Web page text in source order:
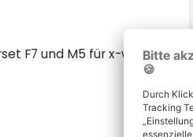
F7 und M5 für x-well